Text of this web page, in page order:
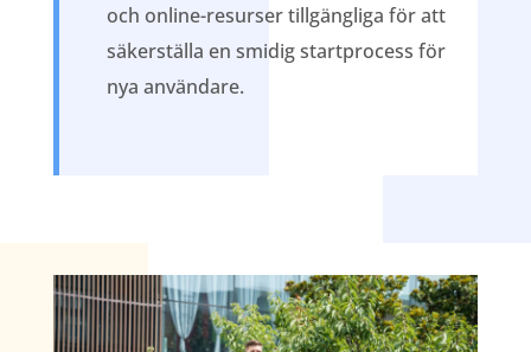
och online-resurser tillgängliga för att
säkerställa en smidig startprocess för
nya användare.